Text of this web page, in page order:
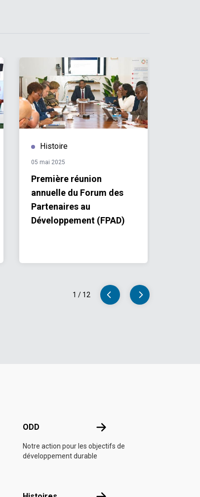
Histoire
05 mai 2025
Première réunion
annuelle du Forum des
Partenaires au
Développement (FPAD)
1 / 12
ODD ODD
Notre action pour les objectifs de
développement durable